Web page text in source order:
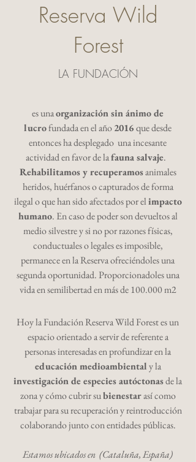
Reserva Wild
Forest
LA FUNDACIÓN
es unaorganización sin ánimo de
lucrofundada en el año2016que desde
entoncesha desplegado una incesante
actividad en favor de lafauna salvaje.
Rehabilitamos y recuperamosanimales
heridos, huérfanos o capturados de forma
ilegal o que han sido afectados por elimpacto
humano. En caso de poder son devueltos al
medio silvestre y si no por razones físicas,
conductuales o legales es imposible,
permanece en la Reserva ofreciéndoles una
segunda oportunidad. Proporcionadoles una
vida en semilibertad en más de 100.000 m2
Hoy la Fundación Reserva Wild Forest es un
espacio orientado a servir de referente a
personas interesadas en profundizar en la
educación medioambientaly la
investigación de especies autóctonasde la
zona y cómo cubrir subienestarasí como
trabajar para su recuperación y reintroducción
colaborando junto con entidades públicas.
Estamos ubicados en (Cataluña, España)